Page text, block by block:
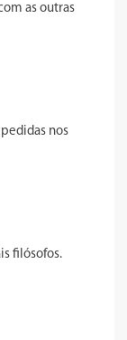
as outras
nos
filósofos.